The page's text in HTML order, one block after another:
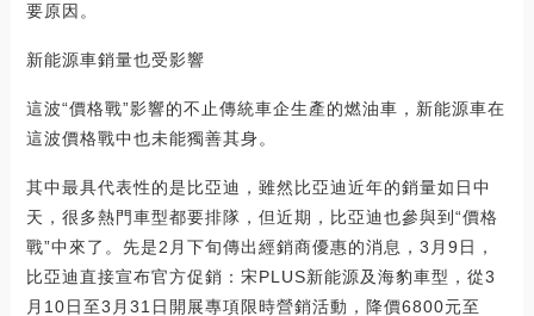
要原因。
新能源車銷量也受影響
這波“價格戰”影響的不止傳統車企生產的燃油車，新能源車在
這波價格戰中也未能獨善其身。
其中最具代表性的是比亞迪，雖然比亞迪近年的銷量如日中
天，很多熱門車型都要排隊，但近期，比亞迪也參與到“價格
戰”中來了。先是2月下旬傳出經銷商優惠的消息，3月9日，
比亞迪直接宣布官方促銷：宋PLUS新能源及海豹車型，從3
月10日至3月31日開展專項限時營銷活動，降價6800元至